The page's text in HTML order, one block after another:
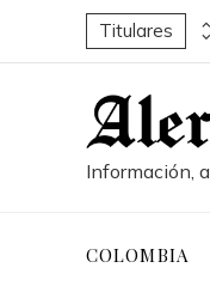
Titulares Conservación marina y desarrollo económico a través de la economía azul en Belice
Información,
COLOMBIA